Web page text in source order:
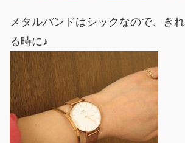
メタルバンドはシックなので、き
る時に♪